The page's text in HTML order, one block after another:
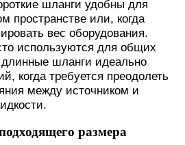
шланги удобны для
пространстве или, когда
вес оборудования.
используются для общих
длинные шланги идеально
когда требуется преодолеть
между источником и
размера